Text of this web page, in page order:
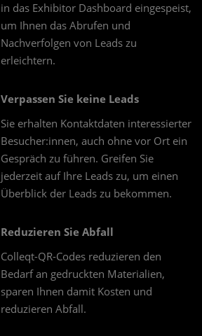
in das Exhibitor Dashboard eingespeist,
um Ihnen das Abrufen und
Nachverfolgen von Leads zu
erleichtern.
Verpassen Sie keine Leads
Sie erhalten Kontaktdaten interessierter
Besucher:innen, auch ohne vor Ort ein
Gespräch zu führen. Greifen Sie
jederzeit auf Ihre Leads zu, um einen
Überblick der Leads zu bekommen.
Reduzieren Sie Abfall
Colleqt-QR-Codes reduzieren den
Bedarf an gedruckten Materialien,
sparen Ihnen damit Kosten und
reduzieren Abfall.